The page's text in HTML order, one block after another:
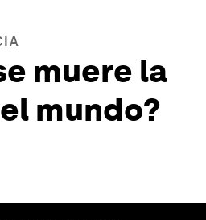
muere la
mundo?